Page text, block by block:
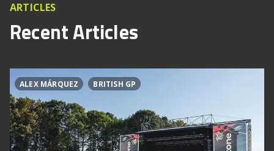
ARTICLES
Recent Articles
ALEX MÁRQUEZ BRITISH GP